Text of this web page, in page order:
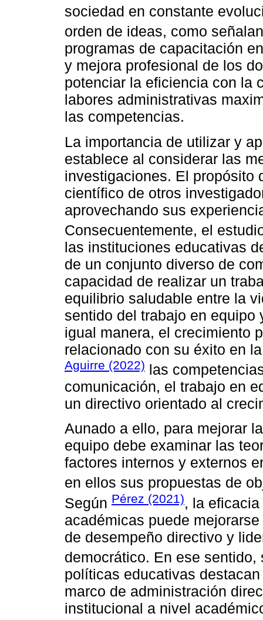
sociedad en constante
orden de ideas, como
programas de capacitación
y mejora profesional de los
potenciar la eficiencia con la
labores administrativas
las competencias.
La importancia de utilizar y
establece al considerar las
investigaciones. El propósito
científico de otros
aprovechando sus
Consecuentemente, el
las instituciones educativas
de un conjunto diverso de
capacidad de realizar un
equilibrio saludable entre la
sentido del trabajo en
igual manera, el crecimiento
relacionado con su éxito en
Aguirre (2022) las
comunicación, el trabajo en
un directivo orientado al
Aunado a ello, para mejorar
equipo debe examinar las
factores internos y externos
en ellos sus propuestas de
Según Pérez (2021), la
académicas puede
de desempeño directivo y
democrático. En ese
políticas educativas
marco de administración
institucional a nivel